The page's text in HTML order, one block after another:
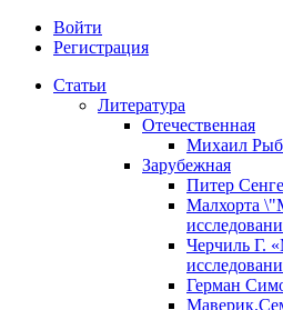
Войти
Регистрация
Статьи
Литература
Отечественная
Михаил
Зарубежная
Питер Сенге
Малхорта
Черчиль Г.
Герман